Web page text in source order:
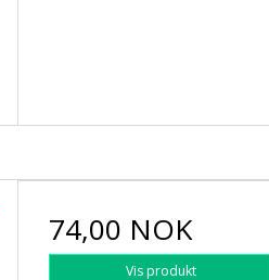
74,00 NOK
Vis produkt